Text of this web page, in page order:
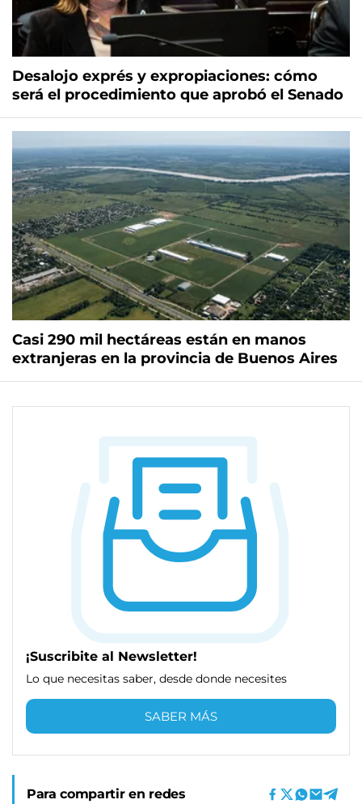
Desalojo exprés y expropiaciones: cómo
será el procedimiento que aprobó el Senado
Casi 290 mil hectáreas están en manos
extranjeras en la provincia de Buenos Aires
¡Suscribite al Newsletter!
Lo que necesitas saber, desde donde necesites
SABER MÁS
Para compartir en redes